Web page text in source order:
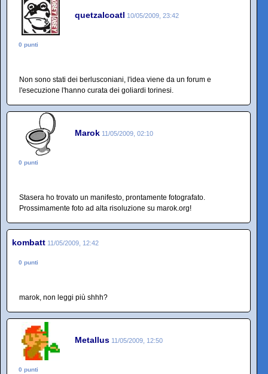
quetzalcoatl 10/05/2009, 23:42
0 punti
Non sono stati dei berlusconiani, l'idea viene da un forum e
l'esecuzione l'hanno curata dei goliardi torinesi.
Marok 11/05/2009, 02:10
0 punti
Stasera ho trovato un manifesto, prontamente fotografato.
Prossimamente foto ad alta risoluzione su marok.org!
kombatt 11/05/2009, 12:42
0 punti
marok, non leggi più shhh?
Metallus 11/05/2009, 12:50
0 punti